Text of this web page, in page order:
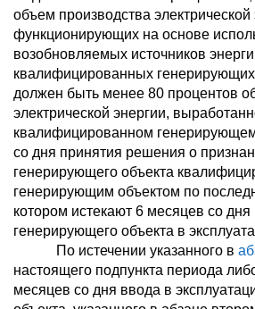
объем производства электрической
функционирующих на основе
возобновляемых источников
квалифицированных генерирующих
должен быть менее 80 процентов
электрической энергии,
квалифицированном
со дня принятия решения о
генерирующего объекта
генерирующим объектом по
котором истекают 6 месяцев со дня
генерирующего объекта в
По истечении указанного в
настоящего подпункта периода
месяцев со дня ввода в